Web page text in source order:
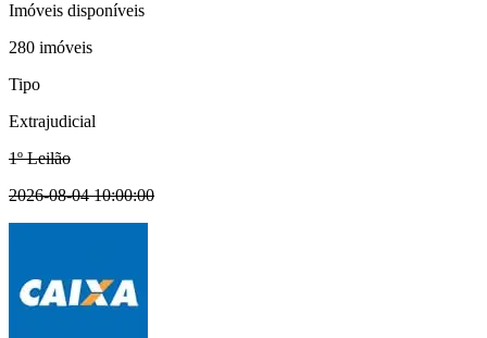
Imóveis disponíveis
280 imóveis
Tipo
Extrajudicial
1º Leilão
2026-08-04 10:00:00